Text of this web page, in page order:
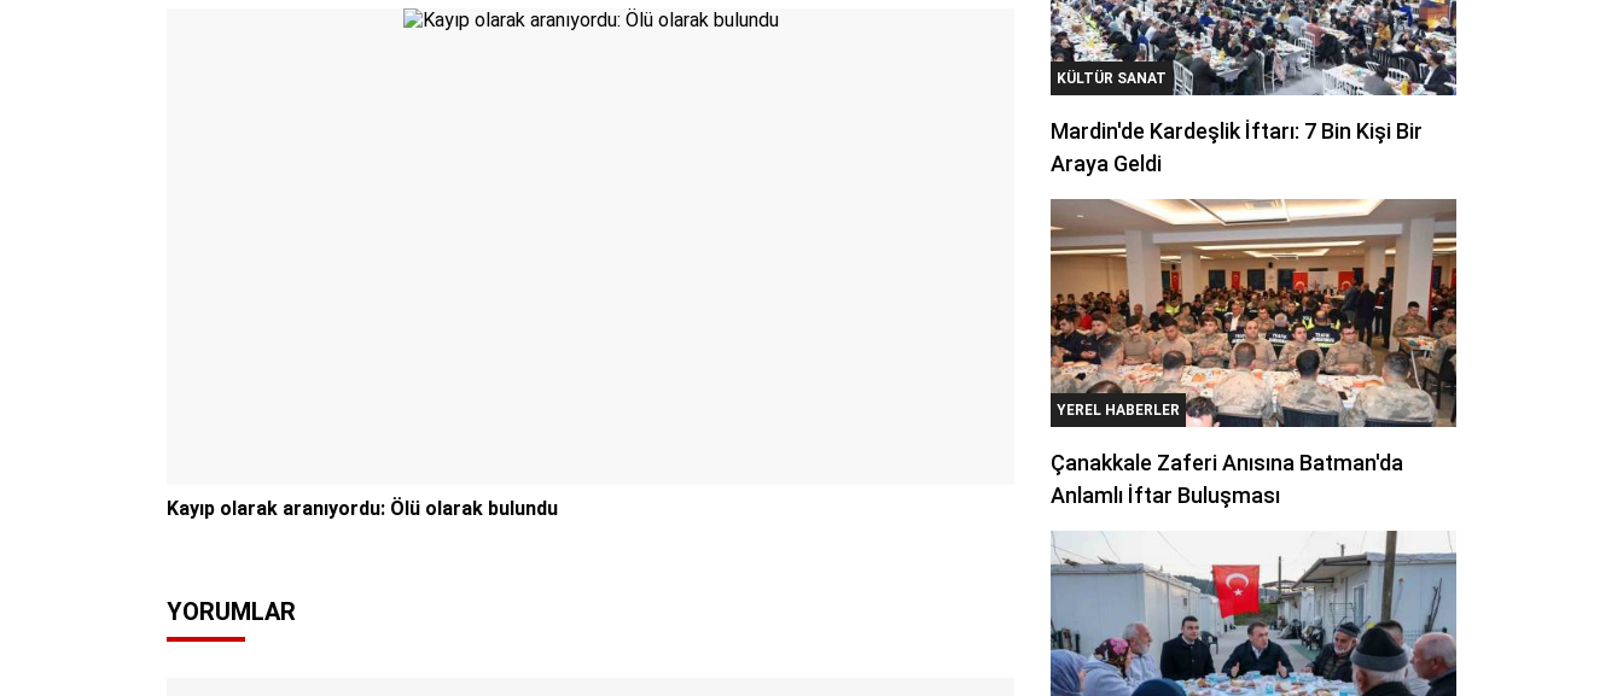
Kayıp olarak aranıyordu: Ölü olarak bulundu
YORUMLAR
KÜLTÜR SANAT
Mardin'de Kardeşlik İftarı: 7 Bin Kişi Bir
Araya Geldi
YEREL HABERLER
Çanakkale Zaferi Anısına Batman'da
Anlamlı İftar Buluşması